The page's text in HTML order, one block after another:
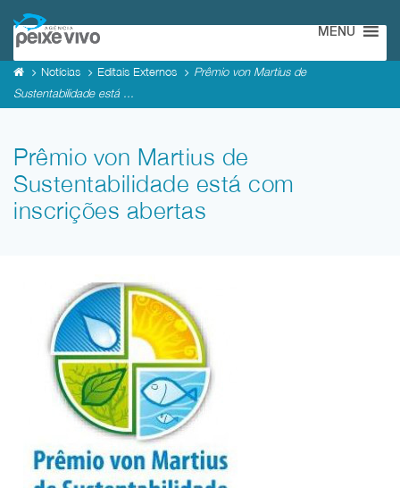
MENU
Notícias Editais Externos
Prêmio von Martius de
Sustentabilidade está ...
Prêmio von Martius de
Sustentabilidade está com
inscrições abertas